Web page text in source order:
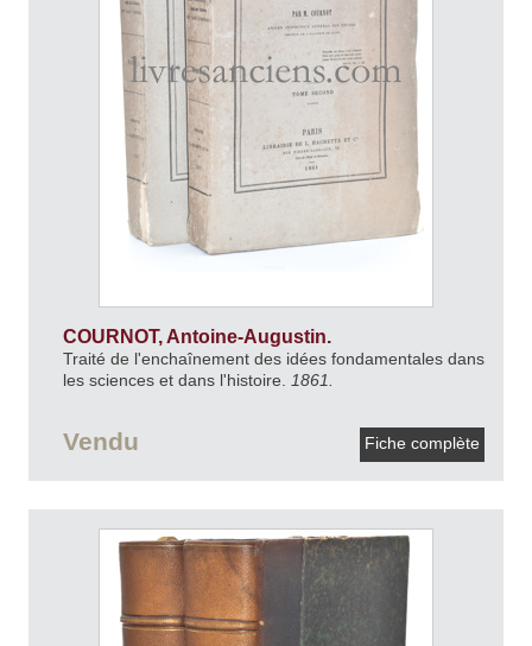
COURNOT, Antoine-Augustin.
Traité de l'enchaînement des idées fondamentales dans
les sciences et dans l'histoire.
1861.
Vendu Fiche complète